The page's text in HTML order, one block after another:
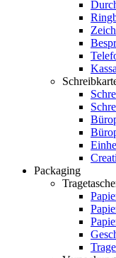
Packaging